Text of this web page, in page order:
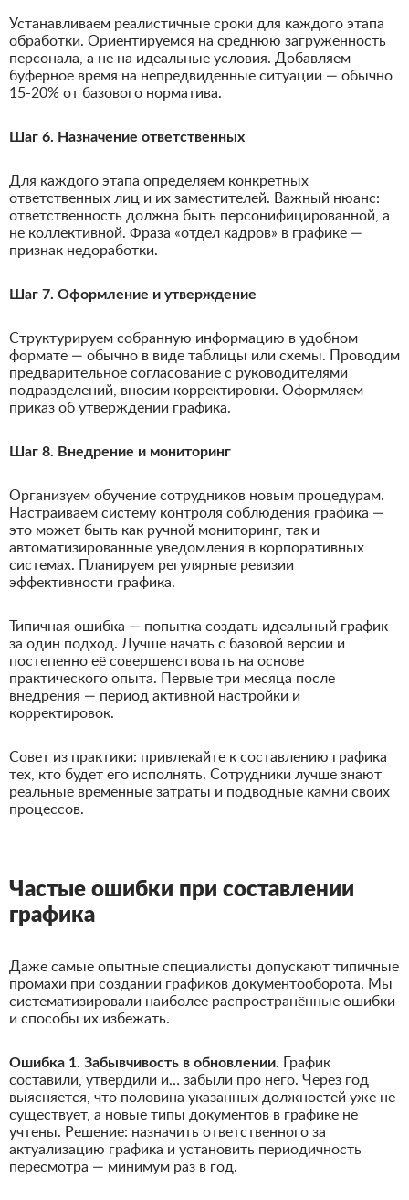
Устанавливаем реалистичные сроки для каждого этапа
обработки. Ориентируемся на среднюю загруженность
персонала, а не на идеальные условия. Добавляем
буферное время на непредвиденные ситуации — обычно
15-20% от базового норматива.
Шаг 6. Назначение ответственных
Для каждого этапа определяем конкретных
ответственных лиц и их заместителей. Важный нюанс:
ответственность должна быть персонифицированной, а
не коллективной. Фраза «отдел кадров» в графике —
признак недоработки.
Шаг 7. Оформление и утверждение
Структурируем собранную информацию в удобном
формате — обычно в виде таблицы или схемы. Проводим
предварительное согласование с руководителями
подразделений, вносим корректировки. Оформляем
приказ об утверждении графика.
Шаг 8. Внедрение и мониторинг
Организуем обучение сотрудников новым процедурам.
Настраиваем систему контроля соблюдения графика —
это может быть как ручной мониторинг, так и
автоматизированные уведомления в корпоративных
системах. Планируем регулярные ревизии
эффективности графика.
Типичная ошибка — попытка создать идеальный график
за один подход. Лучше начать с базовой версии и
постепенно её совершенствовать на основе
практического опыта. Первые три месяца после
внедрения — период активной настройки и
корректировок.
Совет из практики: привлекайте к составлению графика
тех, кто будет его исполнять. Сотрудники лучше знают
реальные временные затраты и подводные камни своих
процессов.
Частые ошибки при составлении
графика
Даже самые опытные специалисты допускают типичные
промахи при создании графиков документооборота. Мы
систематизировали наиболее распространённые ошибки
и способы их избежать.
Ошибка 1. Забывчивость в обновлении. График
составили, утвердили и… забыли про него. Через год
выясняется, что половина указанных должностей уже не
существует, а новые типы документов в графике не
учтены. Решение: назначить ответственного за
актуализацию графика и установить периодичность
пересмотра — минимум раз в год.